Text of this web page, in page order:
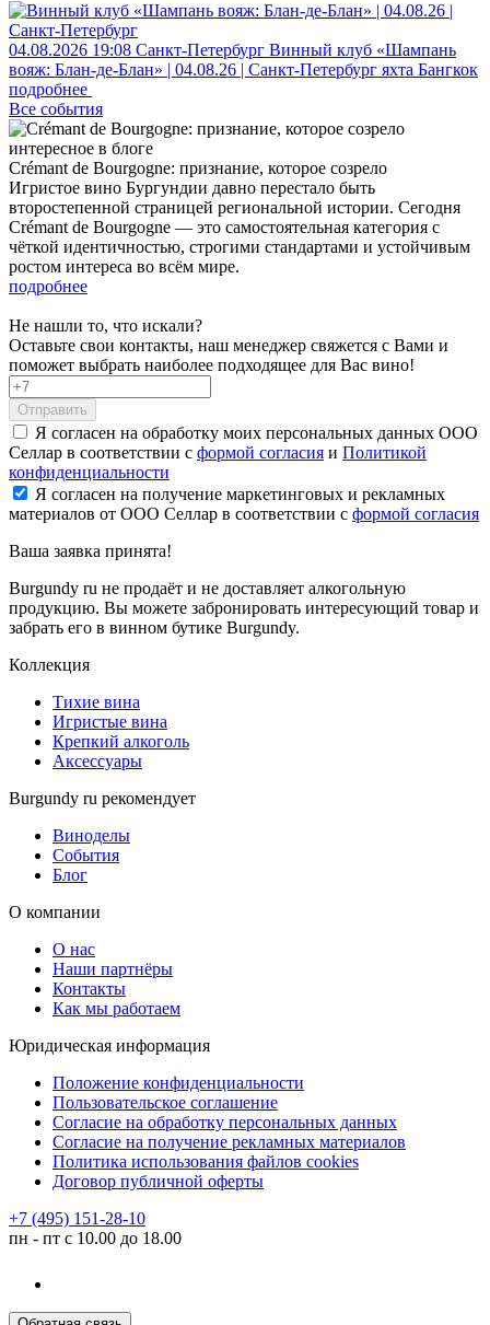
04.08.2026 19:08 Санкт-Петербург Винный клуб «Шампань
вояж: Блан-де-Блан» | 04.08.26 | Санкт-Петербург яхта Бангкок
подробнее
Все события
интересное в блоге
Crémant de Bourgogne: признание, которое созрело
Игристое вино Бургундии давно перестало быть
второстепенной страницей региональной истории. Сегодня
Crémant de Bourgogne — это самостоятельная категория с
чёткой идентичностью, строгими стандартами и устойчивым
ростом интереса во всём мире.
подробнее
Не нашли то, что искали?
Оставьте свои контакты, наш менеджер свяжется с Вами и
поможет выбрать наиболее подходящее для Вас вино!
Отправить
Я согласен на обработку моих персональных данных ООО
Селлар в соответствии с формой согласия и Политикой
конфиденциальности
Я согласен на получение маркетинговых и рекламных
материалов от ООО Селлар в соответствии с формой согласия
Ваша заявка принята!
Burgundy ru не продаёт и не доставляет алкогольную
продукцию. Вы можете забронировать интересующий товар и
забрать его в винном бутике Burgundy.
Коллекция
Тихие вина
Игристые вина
Крепкий алкоголь
Аксессуары
Burgundy ru рекомендует
Виноделы
События
Блог
О компании
О нас
Наши партнёры
Контакты
Как мы работаем
Юридическая информация
Положение конфиденциальности
Пользовательское соглашение
Согласие на обработку персональных данных
Согласие на получение рекламных материалов
Политика использования файлов cookies
Договор публичной оферты
+7 (495) 151-28-10
пн - пт с 10.00 до 18.00